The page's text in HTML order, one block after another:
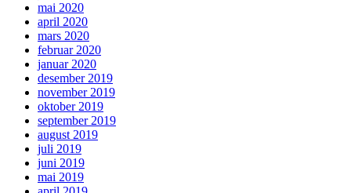
mai 2020
april 2020
mars 2020
februar 2020
januar 2020
desember 2019
november 2019
oktober 2019
september 2019
august 2019
juli 2019
juni 2019
mai 2019